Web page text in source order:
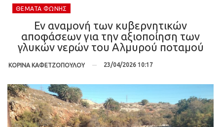
ΘΈΜΑΤΑ ΦΩΝΉΣ
Εν αναμονή των κυβερνητικών
αποφάσεων για την αξιοποίηση των
γλυκών νερών του Αλμυρού ποταμού
ΚΟΡΙΝΑ ΚΑΦΕΤΖΟΠΟΥΛΟΥ 23/04/2026 10:17